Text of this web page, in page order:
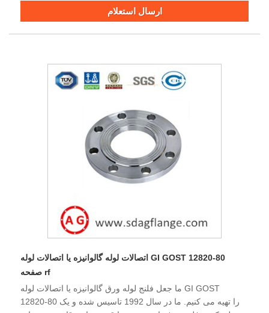
ارسال استعلام
اتصالات لوله گالوانیزه یا اتصالات لوله GI GOST 12820-80
صفحه rf
ما جعل فلنج لوله ورق گالوانیزه یا اتصالات لوله GI GOST
12820-80 را تهیه می کنیم. ما در سال 1992 تاسیس شده و یک